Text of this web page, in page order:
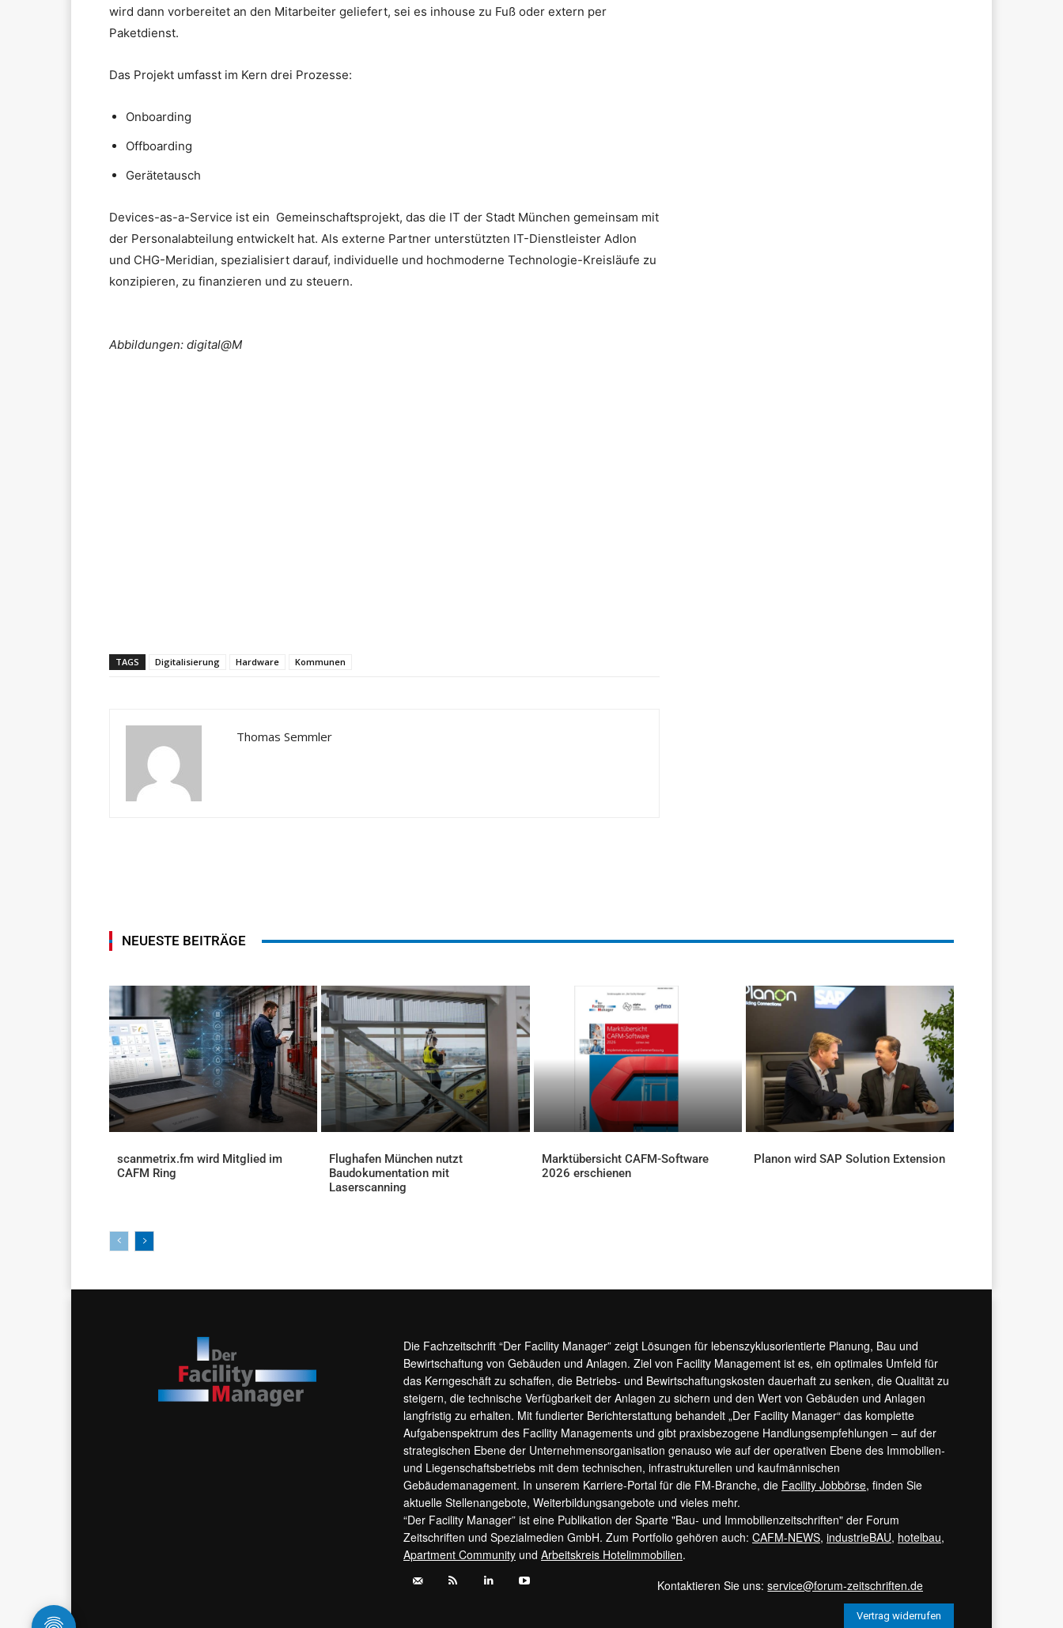
wird dann vorbereitet an den Mitarbeiter geliefert, sei es inhouse zu Fuß oder extern per
Paketdienst.
Das Projekt umfasst im Kern drei Prozesse:
Onboarding
Offboarding
Gerätetausch
Devices-as-a-Service ist ein Gemeinschaftsprojekt, das die IT der Stadt München gemeinsam mit
der Personalabteilung entwickelt hat. Als externe Partner unterstützten IT-Dienstleister Adlon
und CHG-Meridian, spezialisiert darauf, individuelle und hochmoderne Technologie-Kreisläufe zu
konzipieren, zu finanzieren und zu steuern.
Abbildungen: digital@M
TAGS Digitalisierung Hardware Kommunen
Thomas Semmler
NEUESTE BEITRÄGE
scanmetrix.fm wird Mitglied im
CAFM Ring
Flughafen München nutzt
Baudokumentation mit
Laserscanning
Marktübersicht CAFM-Software
2026 erschienen
Planon wird SAP Solution Extension
Die Fachzeitschrift “Der Facility Manager” zeigt Lösungen für lebenszyklusorientierte Planung, Bau und
Bewirtschaftung von Gebäuden und Anlagen. Ziel von Facility Management ist es, ein optimales Umfeld für
das Kerngeschäft zu schaffen, die Betriebs- und Bewirtschaftungskosten dauerhaft zu senken, die Qualität zu
steigern, die technische Verfügbarkeit der Anlagen zu sichern und den Wert von Gebäuden und Anlagen
langfristig zu erhalten. Mit fundierter Berichterstattung behandelt „Der Facility Manager“ das komplette
Aufgabenspektrum des Facility Managements und gibt praxisbezogene Handlungsempfehlungen – auf der
strategischen Ebene der Unternehmensorganisation genauso wie auf der operativen Ebene des Immobilien-
und Liegenschaftsbetriebs mit dem technischen, infrastrukturellen und kaufmännischen
Gebäudemanagement. In unserem Karriere-Portal für die FM-Branche, die Facility Jobbörse, finden Sie
aktuelle Stellenangebote, Weiterbildungsangebote und vieles mehr.
“Der Facility Manager” ist eine Publikation der Sparte "Bau- und Immobilienzeitschriften" der Forum
Zeitschriften und Spezialmedien GmbH. Zum Portfolio gehören auch: CAFM-NEWS, industrieBAU, hotelbau,
Apartment Community und Arbeitskreis Hotelimmobilien.
Kontaktieren Sie uns:service@forum-zeitschriften.de
Vertrag widerrufen